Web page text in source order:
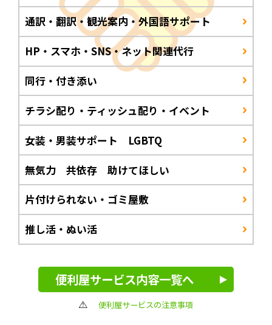
通訳・翻訳・観光案内・外国語サポート
HP・スマホ・SNS・ネット関連代行
同行・付き添い
チラシ配り・ティッシュ配り・イベント
女装・男装サポート LGBTQ
無気力 共依存 助けてほしい
片付けられない・ゴミ屋敷
推し活・ぬい活
便利屋サービス内容一覧へ
便利屋サービスの注意事項